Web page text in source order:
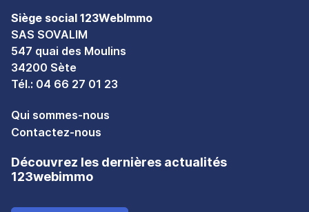
Siège social 123WebImmo
SAS SOVALIM
547 quai des Moulins
34200 Sète
Tél.: 04 66 27 01 23
Qui sommes-nous
Contactez-nous
Découvrez les dernières actualités
123webimmo